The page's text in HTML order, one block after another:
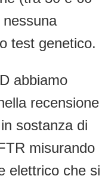
test genetico.
abbiamo
recensione
sostanza di
misurando
elettrico che si